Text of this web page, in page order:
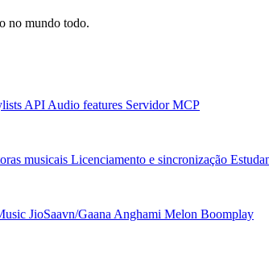
no mundo todo.
API Audio features Servidor MCP
musicais Licenciamento e sincronização
JioSaavn/Gaana Anghami Melon Boomplay